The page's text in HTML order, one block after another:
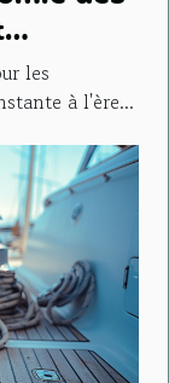
les
à l'ère...